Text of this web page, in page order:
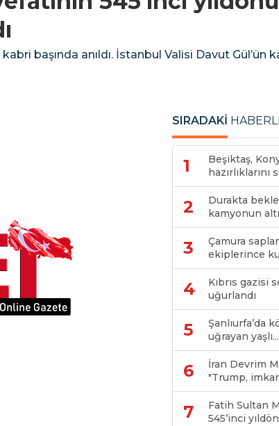
başında anıldı. İstanbul Valisi Davut Gül’ün
SIRADAKİ
1
Beşiktaş,
hazırlıklarını
2
Durakta
kamyonun
3
Çamura
ekiplerince
4
Kıbrıs gazisi
uğurlandı
5
Şanlıurfa’da
uğrayan yaşlı...
6
İran Devrim
"Trump,
7
Fatih Sultan
545’inci